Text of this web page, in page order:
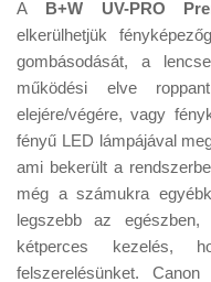
Tudástár
Tanácsok
Érdekességek
Helyszíni Riport
E-BB
A B+W UV-PRO
elkerülhetjük
gombásodását, a
működési elve
elejére/végére, vagy
fényű LED lámpájával
ami bekerült a
még a számukra
legszebb az egészben,
kétperces kezelés,
felszerelésünket.